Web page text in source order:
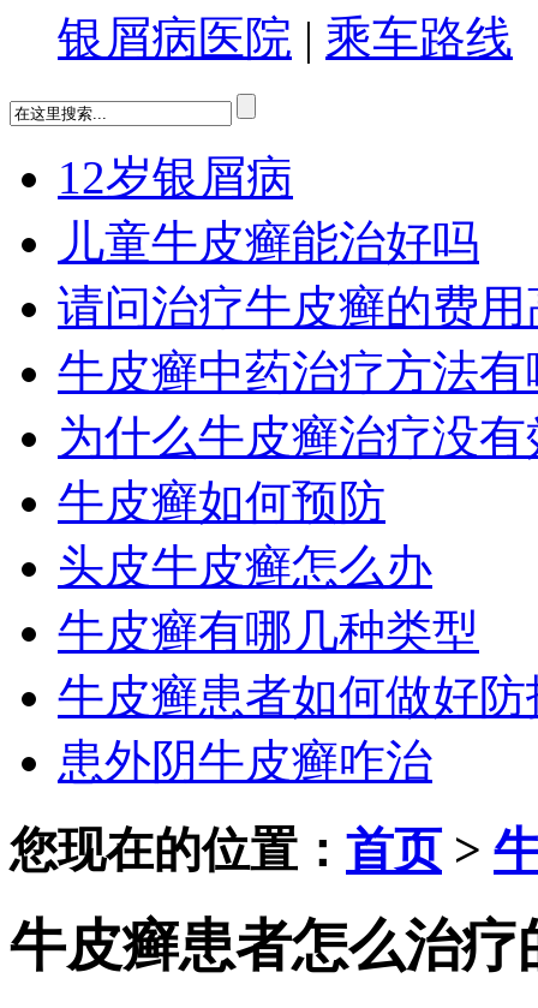
银屑病医院 | 乘车路线
12岁银屑病
儿童牛皮癣能治好吗
请问治疗牛皮癣的费用
牛皮癣中药治疗方法有
为什么牛皮癣治疗没有
牛皮癣如何预防
头皮牛皮癣怎么办
牛皮癣有哪几种类型
牛皮癣患者如何做好防
患外阴牛皮癣咋治
您现在的位置： 首页>
牛皮癣患者怎么治疗